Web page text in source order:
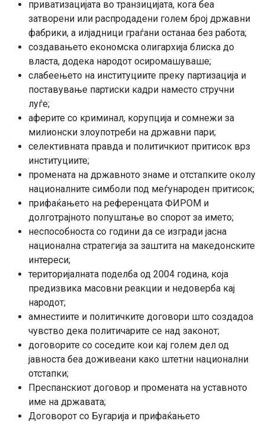
приватизацијата во транзицијата, кога беа
затворени или распродадени голем број државни
фабрики, а илјадници граѓани останаа без работа;
создавањето економска олигархија блиска до
власта, додека народот осиромашуваше;
слабеењето на институциите преку партизација и
поставување партиски кадри наместо стручни
луѓе;
аферите со криминал, корупција и сомнежи за
милионски злоупотреби на државни пари;
селективната правда и политичкиот притисок врз
институциите;
промената на државното знаме и отстапките околу
националните симболи под меѓународен притисок;
прифаќањето на референцата ФИРОМ и
долготрајното попуштање во спорот за името;
неспособноста со години да се изгради јасна
национална стратегија за заштита на македонските
интереси;
територијалната поделба од 2004 година, која
предизвика масовни реакции и недоверба кај
народот;
амнестиите и политичките договори што создадоа
чувство дека политичарите се над законот;
договорите со соседите кои кај голем дел од
јавноста беа доживеани како штетни национални
отстапки;
Преспанскиот договор и промената на уставното
име на државата;
Договорот со Бугарија и прифаќањето